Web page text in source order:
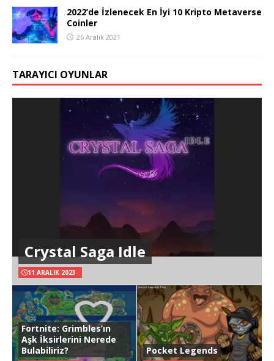
2022’de İzlenecek En İyi 10 Kripto Metaverse
Coinler
26 Aralık 2021
TARAYICI OYUNLAR
Crystal Saga Idle
11 ARALIK 2023
Fortnite: Grimbles’ın
Aşk İksirlerini Nerede
Bulabiliriz?
Pocket Legends